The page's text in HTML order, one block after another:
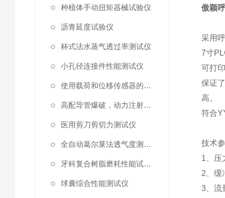
种植体手动扭矩器械试验仪
沥青延度试验仪
杯式法水蒸气透过率测试仪
小孔径连接件性能测试仪
使用载荷和位移传感器的塑料高速穿刺特性测试仪
高配导管爆破，动力注射中流量及压力测试仪
医用剪刀剪切力测试仪
全自动葛尔莱法透气度测试仪
牙科复合树脂磨耗性能试验仪
球囊综合性能测试仪
傲颖
采用
7寸
可打
保证
高。
符合
技术
1 、
2 、
3 、